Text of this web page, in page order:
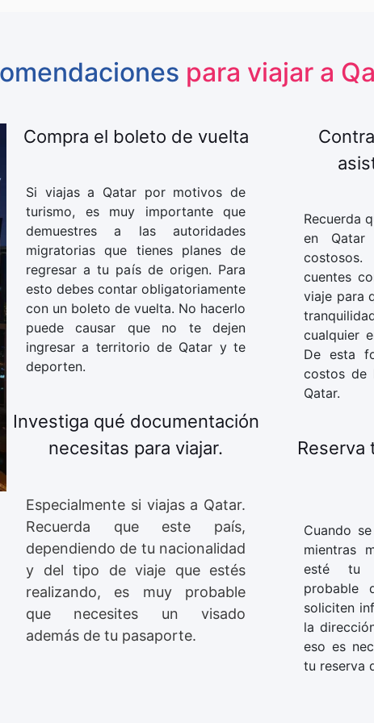
para viajar a
Compra el boleto de vuelta
Si viajas a Qatar por motivos de
turismo, es muy importante que
demuestres a las autoridades
migratorias que tienes planes de
regresar a tu país de origen. Para
esto debes contar obligatoriamente
con un boleto de vuelta. No hacerlo
puede causar que no te dejen
ingresar a territorio de Qatar y te
deporten.
Investiga qué documentación
necesitas para viajar.
Especialmente si viajas a Qatar.
Recuerda que este país,
dependiendo de tu nacionalidad
y del tipo de viaje que estés
realizando, es muy probable
que necesites un visado
además de tu pasaporte.
Recuerda
en
cuentes
viaje para
cualquier
De esta
costos de
Qatar.
Reserva
Cuando
mientras
esté tu
probable
soliciten
la
eso es
tu reserva